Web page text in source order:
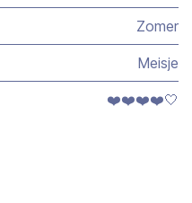
Zomer
Meisje
❤️❤️❤️❤️🤍